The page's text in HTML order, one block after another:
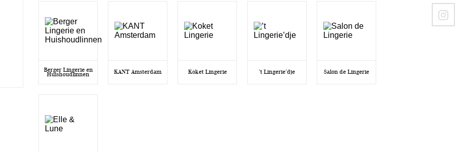
Berger Lingerie en
Huishoudlinnen KANT Amsterdam Koket Lingerie ’t Lingerie’dje Salon de Lingerie